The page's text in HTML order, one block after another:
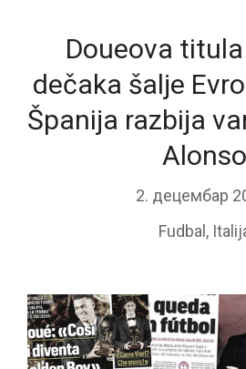
Doueova
dečaka šalje
Španija razbija
Alonso
2. децембар
Fudbal ,